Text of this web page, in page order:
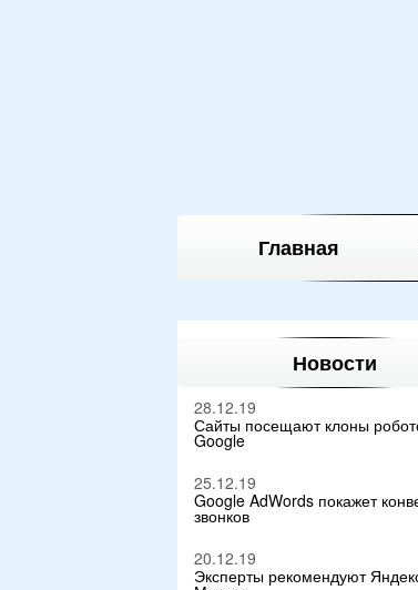
Главная
Новости
28.12.19
Сайты посещают клоны
Google
25.12.19
Google AdWords покажет
звонков
20.12.19
Эксперты рекомендуют